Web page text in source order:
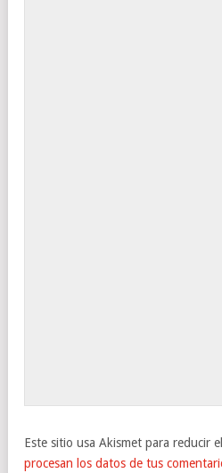
Este sitio usa Akismet para reducir
procesan los datos de tus